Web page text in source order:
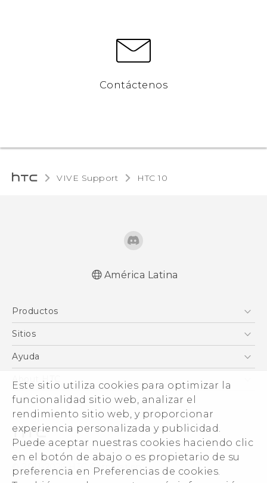
Este sitio utiliza cookies para optimizar la
funcionalidad sitio web, analizar el
rendimiento sitio web, y proporcionar
experiencia personalizada y publicidad.
Puede aceptar nuestras cookies haciendo clic
en el botón de abajo o es propietario de su
preferencia en Preferencias de cookies.
Contáctenos
VIVE Support HTC 10‎
seguridad
English - Safety and regulatory guide
América Latina
Productos
5G
EXODUS
VIVE
VIVEPORT
Sitios
HTC Desarrollo
VIVE
Ayuda
About HTC
ESG
Seguridad del producto
Inversores (Inglés)
Normas de confidencialidad
Código de conducta
© 2011-2026 HTC Corporation